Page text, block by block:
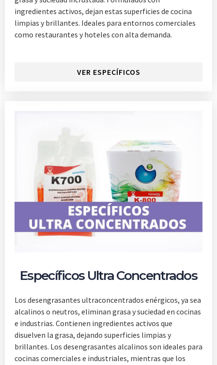
ingredientes activos, dejan estas superficies de cocina
limpias y brillantes. Ideales para entornos comerciales
como restaurantes y hoteles con alta demanda.
VER ESPECÍFICOS
Específicos Ultra Concentrados
Los desengrasantes ultraconcentrados enérgicos, ya sea
alcalinos o neutros, eliminan grasa y suciedad en cocinas
e industrias. Contienen ingredientes activos que
disuelven la grasa, dejando superficies limpias y
brillantes. Los desengrasantes alcalinos son ideales para
cocinas comerciales e industriales, mientras que los